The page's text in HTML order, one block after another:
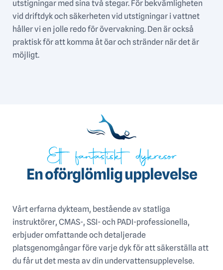
utstigningar med sina två stegar. För bekvämligheten
vid driftdyk och säkerheten vid utstigningar i vattnet
håller vi en jolle redo för övervakning. Den är också
praktisk för att komma åt öar och stränder när det är
möjligt.
Ett fantastiskt dykresor
En oförglömlig upplevelse
Vårt erfarna dykteam, bestående av statliga
instruktörer, CMAS-, SSI- och PADI-professionella,
erbjuder omfattande och detaljerade
platsgenomgångar före varje dyk för att säkerställa att
du får ut det mesta av din undervattensupplevelse.